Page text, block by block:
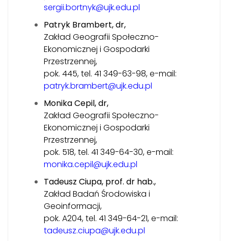
sergii.bortnyk@ujk.edu.pl
Patryk Brambert, dr,
Zakład Geografii Społeczno-
Ekonomicznej i Gospodarki
Przestrzennej,
pok. 445, tel. 41 349-63-98, e-mail:
patryk.brambert@ujk.edu.pl
Monika Cepil, dr,
Zakład Geografii Społeczno-
Ekonomicznej i Gospodarki
Przestrzennej,
pok. 518, tel. 41 349-64-30, e-mail:
monika.cepil@ujk.edu.pl
Tadeusz Ciupa, prof. dr hab.,
Zakład Badań Środowiska i
Geoinformacji,
pok. A204, tel. 41 349-64-21, e-mail:
tadeusz.ciupa@ujk.edu.pl